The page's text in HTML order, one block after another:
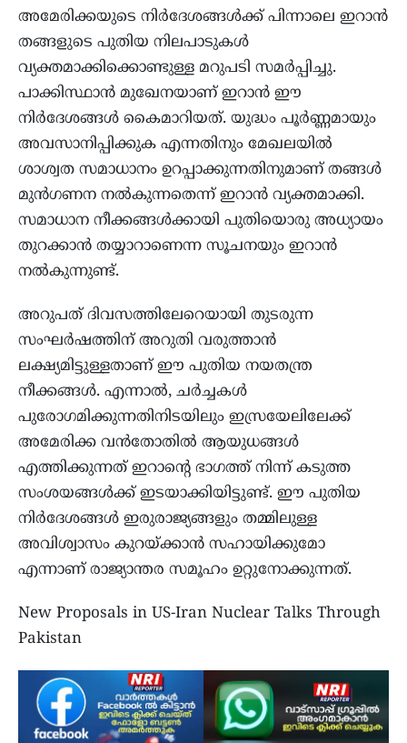
അമേരിക്കയുടെ നിർദേശങ്ങൾക്ക് പിന്നാലെ ഇറാൻ
തങ്ങളുടെ പുതിയ നിലപാടുകൾ
വ്യക്തമാക്കിക്കൊണ്ടുള്ള മറുപടി സമർപ്പിച്ചു.
പാക്കിസ്ഥാൻ മുഖേനയാണ് ഇറാൻ ഈ
നിർദേശങ്ങൾ കൈമാറിയത്. യുദ്ധം പൂർണ്ണമായും
അവസാനിപ്പിക്കുക എന്നതിനും മേഖലയിൽ
ശാശ്വത സമാധാനം ഉറപ്പാക്കുന്നതിനുമാണ് തങ്ങൾ
മുൻഗണന നൽകുന്നതെന്ന് ഇറാൻ വ്യക്തമാക്കി.
സമാധാന നീക്കങ്ങൾക്കായി പുതിയൊരു അധ്യായം
തുറക്കാൻ തയ്യാറാണെന്ന സൂചനയും ഇറാൻ
നൽകുന്നുണ്ട്.
അറുപത് ദിവസത്തിലേറെയായി തുടരുന്ന
സംഘർഷത്തിന് അറുതി വരുത്താൻ
ലക്ഷ്യമിട്ടുള്ളതാണ് ഈ പുതിയ നയതന്ത്ര
നീക്കങ്ങൾ. എന്നാൽ, ചർച്ചകൾ
പുരോഗമിക്കുന്നതിനിടയിലും ഇസ്രയേലിലേക്ക്
അമേരിക്ക വൻതോതിൽ ആയുധങ്ങൾ
എത്തിക്കുന്നത് ഇറാന്റെ ഭാഗത്ത് നിന്ന് കടുത്ത
സംശയങ്ങൾക്ക് ഇടയാക്കിയിട്ടുണ്ട്. ഈ പുതിയ
നിർദേശങ്ങൾ ഇരുരാജ്യങ്ങളും തമ്മിലുള്ള
അവിശ്വാസം കുറയ്ക്കാൻ സഹായിക്കുമോ
എന്നാണ് രാജ്യാന്തര സമൂഹം ഉറ്റുനോക്കുന്നത്.
New Proposals in US-Iran Nuclear Talks Through
Pakistan